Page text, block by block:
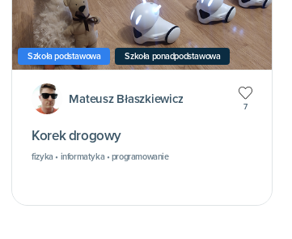
Szkoła podstawowa Szkoła ponadpodstawowa
Mateusz Błaszkiewicz
7
Korek drogowy
fizyka • informatyka • programowanie